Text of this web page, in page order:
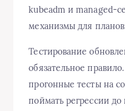
kubeadm и managed-
механизмы для
Тестирование
обязательное
прогонные тесты на
поймать регрессии